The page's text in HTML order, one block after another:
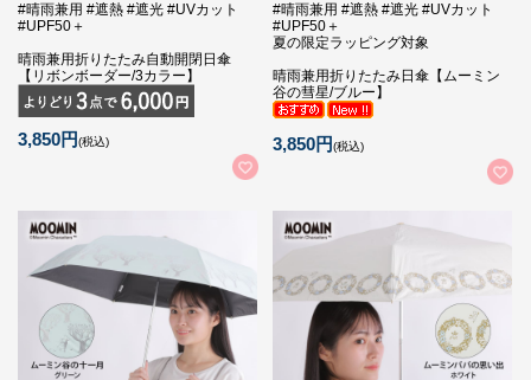
#晴雨兼用 #遮熱 #遮光 #UVカット
#UPF50＋
晴雨兼用折りたたみ自動開閉日傘
【リボンボーダー/3カラー】
3,850円(税込)
#晴雨兼用 #遮熱 #遮光 #UVカット
#UPF50＋
夏の限定ラッピング対象
晴雨兼用折りたたみ日傘【ムーミン
谷の彗星/ブルー】
3,850円(税込)